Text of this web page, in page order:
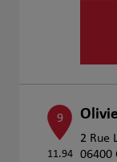
9
11.94
2 Rue
06400